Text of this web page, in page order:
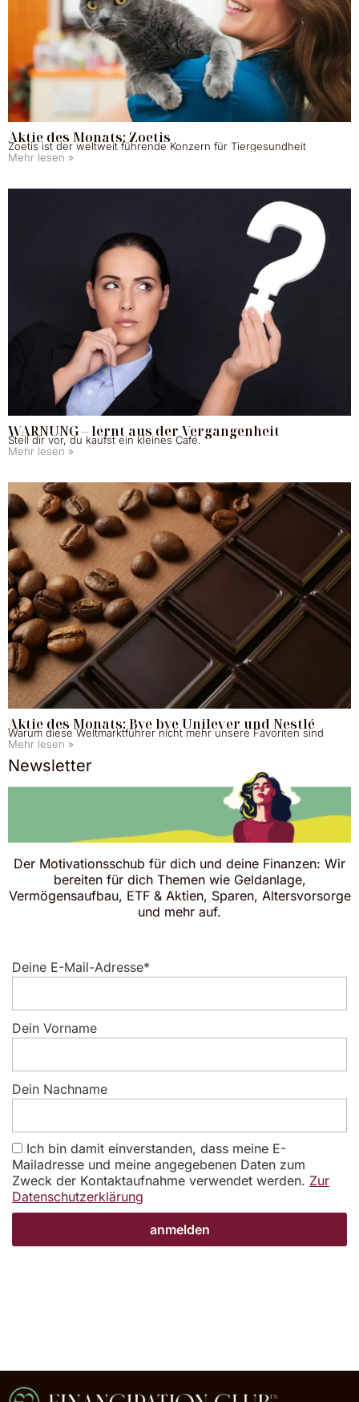
Aktie des Monats: Zoetis
Zoetis ist der weltweit führende Konzern für Tiergesundheit
Mehr lesen »
WARNUNG – lernt aus der Vergangenheit
Stell dir vor, du kaufst ein kleines Café.
Mehr lesen »
Aktie des Monats: Bye bye Unilever und Nestlé
Warum diese Weltmarktführer nicht mehr unsere Favoriten sind
Mehr lesen »
Newsletter
Der Motivationsschub für dich und deine Finanzen: Wir
bereiten für dich Themen wie Geldanlage,
Vermögensaufbau, ETF & Aktien, Sparen, Altersvorsorge
und mehr auf.
Deine E-Mail-Adresse*
Dein Vorname
Dein Nachname
Ich bin damit einverstanden, dass meine E-
Mailadresse und meine angegebenen Daten zum
Zweck der Kontaktaufnahme verwendet werden. Zur
Datenschutzerklärung